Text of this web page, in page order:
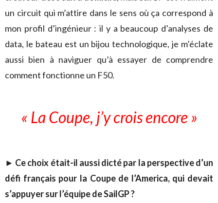
un circuit qui m’attire dans le sens où ça correspond à
mon profil d’ingénieur : il y a beaucoup d’analyses de
data, le bateau est un bijou technologique, je m’éclate
aussi bien à naviguer qu’à essayer de comprendre
comment fonctionne un F50.
« La Coupe, j’y crois encore »
► Ce choix était-il aussi dicté par la perspective d’un
défi français pour la Coupe de l’America, qui devait
s’appuyer sur l’équipe de SailGP ?